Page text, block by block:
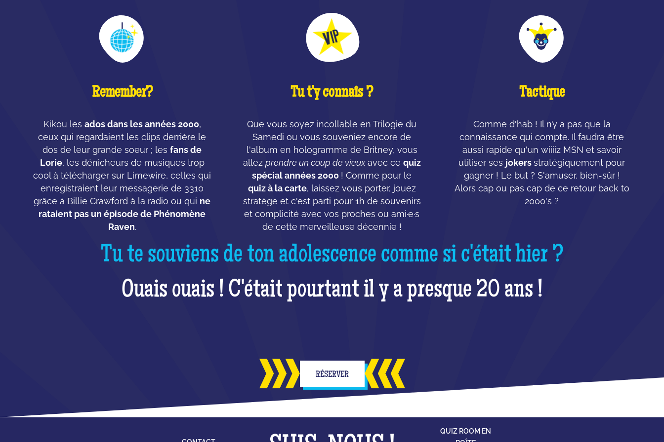
Remember?
Kikou les ados dans les années 2000,
ceux qui regardaient les clips derrière le
dos de leur grande soeur ; lesfans de
Lorie, les dénicheurs de musiques trop
cool à télécharger sur Limewire, celles qui
enregistraient leur messagerie de 3310
grâce à Billie Crawford à la radio ou qui ne
rataient pas un épisode de Phénomène
Raven.
Tu t'y connaîs ?
Que vous soyez incollable en Trilogie du
Samedi ou vous souveniez encore de
l'album en hologramme de Britney, vous
allez prendre un coup de vieuxavec ce quiz
spécial années 2000 ! Comme pour le
quiz à la carte, laissez vous porter, jouez
stratège et c'est parti pour 1h de souvenirs
et complicité avec vos proches ou ami·e·s
de cette merveilleuse décennie !
Tactique
Comme d'hab ! Il n’y a pas que la
connaissance qui compte. Il faudra être
aussi rapide qu'un wiiiiz MSN et savoir
utiliser ses jokersstratégiquement pour
gagner ! Le but ? S'amuser, bien-sûr !
Alors cap ou pas cap de ce retour back to
2000's ?
Tu te souviens de ton adolescence comme si c'était hier ?
Ouais ouais ! C'était pourtant il y a presque 20 ans !
RÉSERVER
QUIZ ROOM EN